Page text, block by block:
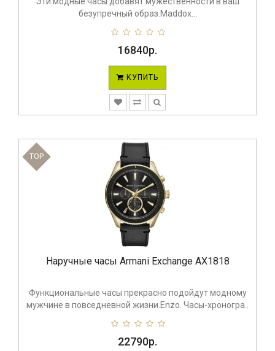
безупречный образ.Maddox...
16840р.
КУПИТЬ
TOP
Наручные часы Armani Exchange AX1818
Функциональные часы прекрасно подойдут модному
мужчине в повседневной жизни.Enzo. Часы-хроногра..
22790р.